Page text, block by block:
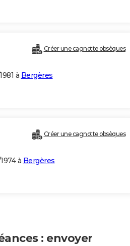
Créer une cagnotte obsèques
à Bergères
Créer une cagnotte obsèques
à Bergères
: envoyer